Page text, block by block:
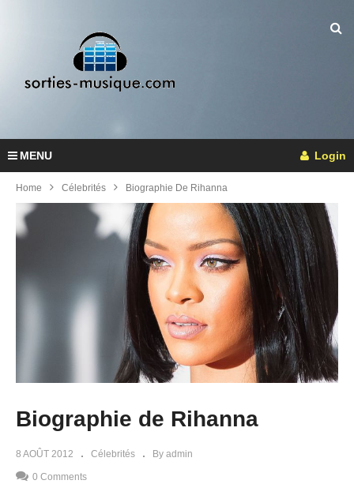
MENU Login
Home Célebrités Biographie De Rihanna
Biographie de Rihanna
8 AOÛT 2012 Célebrités By admin
0 Comments